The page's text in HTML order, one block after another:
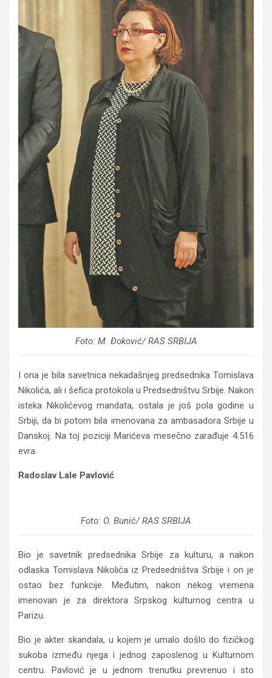
Foto: M. Đoković/ RAS SRBIJA
I ona je bila savetnica nekadašnjeg predsednika Tomislava
Nikolića, ali i šefica protokola u Predsedništvu Srbije. Nakon
isteka Nikolićevog mandata, ostala je još pola godine u
Srbiji, da bi potom bila imenovana za ambasadora Srbije u
Danskoj. Na toj poziciji Marićeva mesečno zarađuje 4.516
evra.
Radoslav Lale Pavlović
Foto: O. Bunić/ RAS SRBIJA
Bio je savetnik predsednika Srbije za kulturu, a nakon
odlaska Tomislava Nikolića iz Predsedništva Srbije i on je
ostao bez funkcije. Međutim, nakon nekog vremena
imenovan je za direktora Srpskog kulturnog centra u
Parizu.
Bio je akter skandala, u kojem je umalo došlo do fizičkog
sukoba između njega i jednog zaposlenog u Kulturnom
centru. Pavlović je u jednom trenutku prevrenuo i sto